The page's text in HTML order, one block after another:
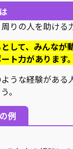
りの人を助ける
して、みんなが
ト力があります。
うな経験がある
。
例